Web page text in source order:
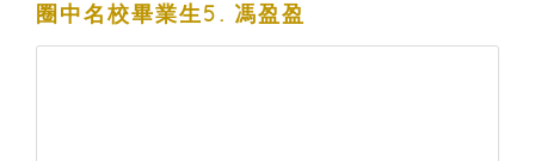
圈中名校畢業生5. 馮盈盈